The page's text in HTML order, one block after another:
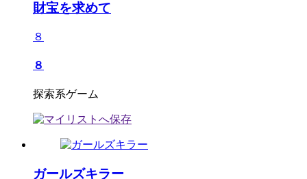
財宝を求めて
８
８
探索系ゲーム
ガールズキラー